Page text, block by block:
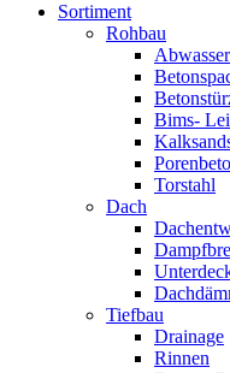
Sortiment
Rohbau
Bims-
Torstahl
Dach
Tiefbau
Drainage
Rinnen